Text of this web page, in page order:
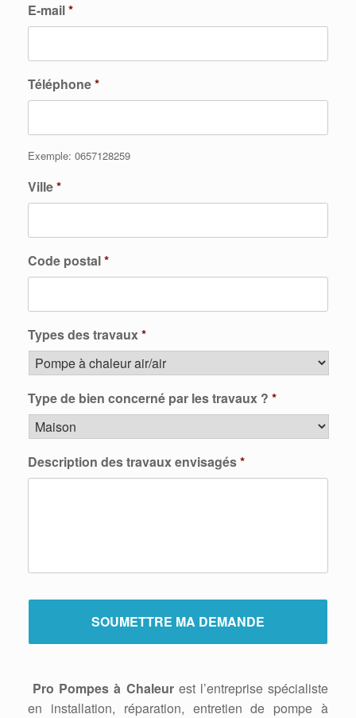
E-mail*
Téléphone*
Exemple: 0657128259
Ville*
Code postal*
Types des travaux*
Type de bien concerné par les travaux ? *
Description des travaux envisagés*
Pro Pompes à Chaleurest l’entreprise spécialiste
en installation, réparation, entretien de pompe à